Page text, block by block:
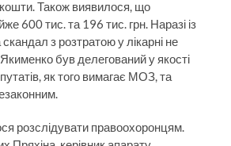
кошти. Також виявилося, що
600 тис. та 196 тис. грн. Наразі із
з розтратою у лікарні не
був делегований у якості
як того вимагає МОЗ, та
розслідувати правоохоронцям.